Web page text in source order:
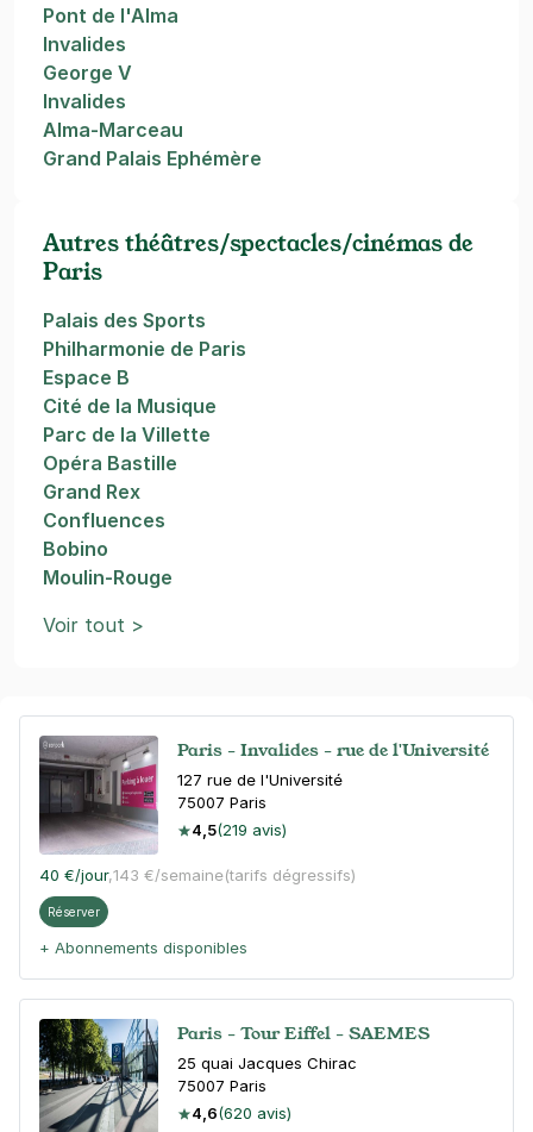
Paris - Invalides - rue de l'Université
127 rue de l'Université
75007 Paris
4,5(219 avis)
40 €/jour,143 €/semaine(tarifs dégressifs)
Réserver
+ Abonnements disponibles
Paris - Tour Eiffel - SAEMES
25 quai Jacques Chirac
75007 Paris
4,6(620 avis)
Pont de l'Alma
Invalides
George V
Invalides
Alma-Marceau
Grand Palais Ephémère
Autres théâtres/spectacles/cinémas de
Paris
Palais des Sports
Philharmonie de Paris
Espace B
Cité de la Musique
Parc de la Villette
Opéra Bastille
Grand Rex
Confluences
Bobino
Moulin-Rouge
Voir tout >